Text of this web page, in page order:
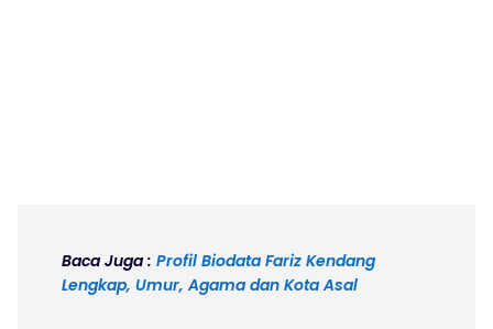
Baca Juga : Profil Biodata Fariz Kendang
Lengkap, Umur, Agama dan Kota Asal